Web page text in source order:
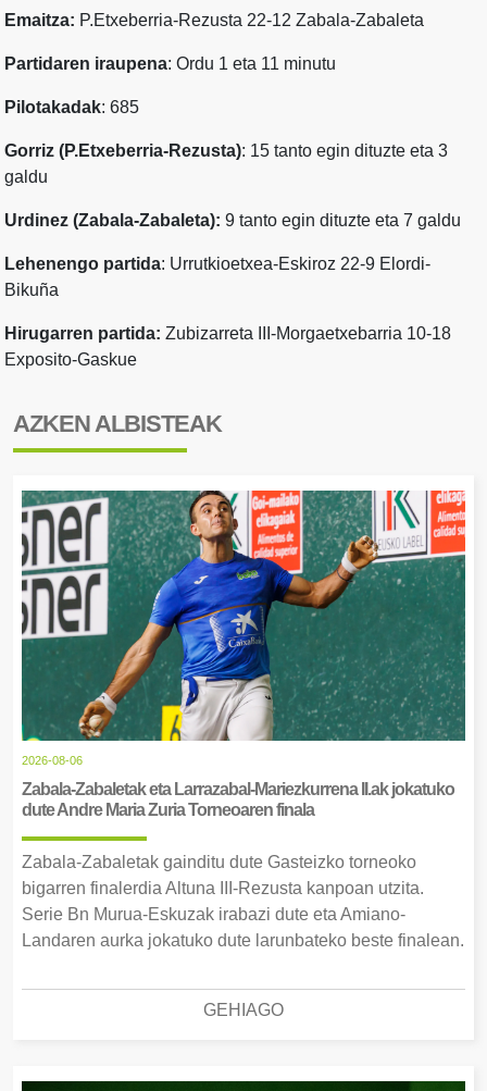
Emaitza: P.Etxeberria-Rezusta 22-12 Zabala-Zabaleta
Partidaren iraupena: Ordu 1 eta 11 minutu
Pilotakadak: 685
Gorriz (P.Etxeberria-Rezusta): 15 tanto egin dituzte eta 3
galdu
Urdinez (Zabala-Zabaleta): 9 tanto egin dituzte eta 7 galdu
Lehenengo partida: Urrutkioetxea-Eskiroz 22-9 Elordi-
Bikuña
Hirugarren partida: Zubizarreta III-Morgaetxebarria 10-18
Exposito-Gaskue
AZKEN ALBISTEAK
2026-08-06
Zabala-Zabaletak eta Larrazabal-Mariezkurrena II.ak jokatuko
dute Andre Maria Zuria Torneoaren finala
Zabala-Zabaletak gainditu dute Gasteizko torneoko
bigarren finalerdia Altuna III-Rezusta kanpoan utzita.
Serie Bn Murua-Eskuzak irabazi dute eta Amiano-
Landaren aurka jokatuko dute larunbateko beste finalean.
GEHIAGO